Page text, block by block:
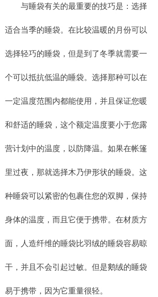
与睡袋有关的最重要的技巧是：选择
适合当季的睡袋。在比较温暖的月份可以
选择轻巧的睡袋，但是到了冬季就需要一
个可以抵抗低温的睡袋。选择那种可以在
一定温度范围内都能使用，并且保证您暖
和舒适的睡袋，这个额定温度要小于您露
营计划中的温度，以防降温。如果在帐篷
里过夜，那就选择木乃伊形状的睡袋。这
种睡袋可以紧密的包裹住您的双脚，保持
身体的温度，而且它便于携带。在材质方
面，人造纤维的睡袋比羽绒的睡袋容易晾
干，并且不会引起过敏。但是鹅绒的睡袋
易于携带，因为它重量很轻。